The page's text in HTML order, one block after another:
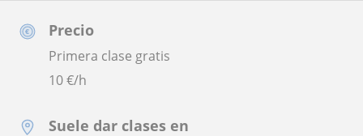
Precio
Primera clase gratis
10€/h
Suele dar clases en